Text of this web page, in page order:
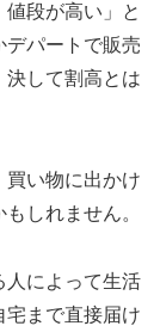
段が高い」と
デパートで販売
決して割高とは
買い物に出かけ
しれません。
人によって生活
宅まで直接届け